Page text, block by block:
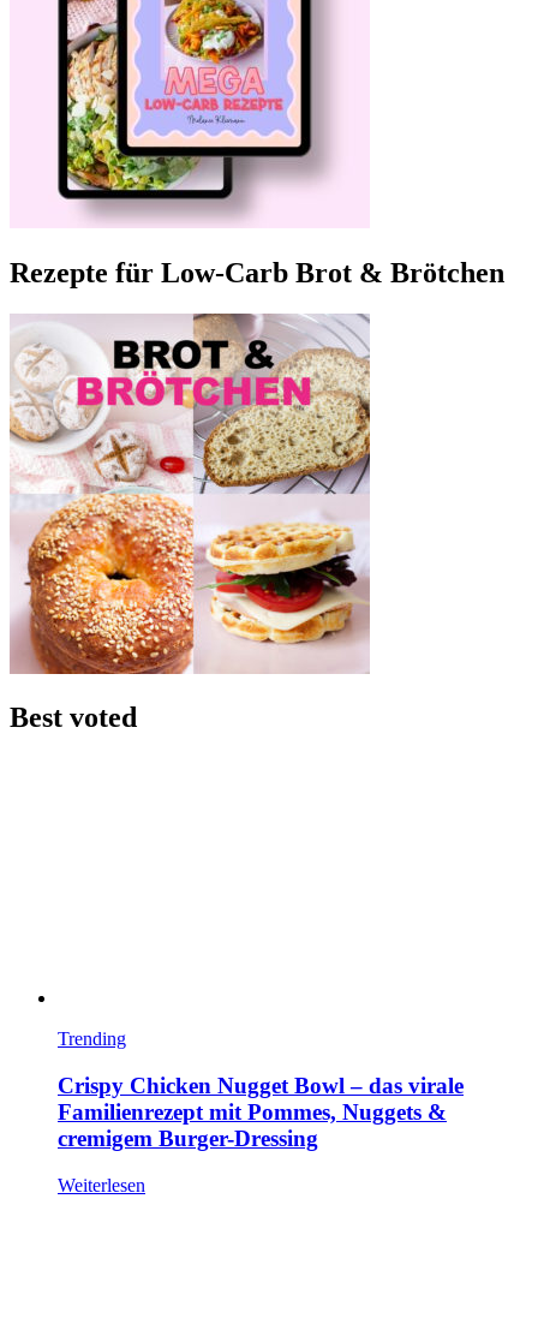
Rezepte für Low-Carb Brot & Brötchen
Best voted
Trending
Crispy Chicken Nugget Bowl – das virale
Familienrezept mit Pommes, Nuggets &
cremigem Burger-Dressing
Weiterlesen